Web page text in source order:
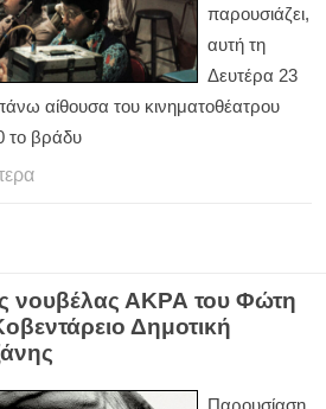
παρουσιάζει,
αυτή τη
Δευτέρα 23
αίθουσα του κινηματοθέατρου
το βράδυ
νουβέλας ΑΚΡΑ του Φώτη
Δημοτική
Παρουσίαση